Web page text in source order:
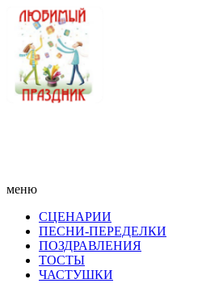
меню
СЦЕНАРИИ
ПЕСНИ-ПЕРЕДЕЛКИ
ПОЗДРАВЛЕНИЯ
ТОСТЫ
ЧАСТУШКИ